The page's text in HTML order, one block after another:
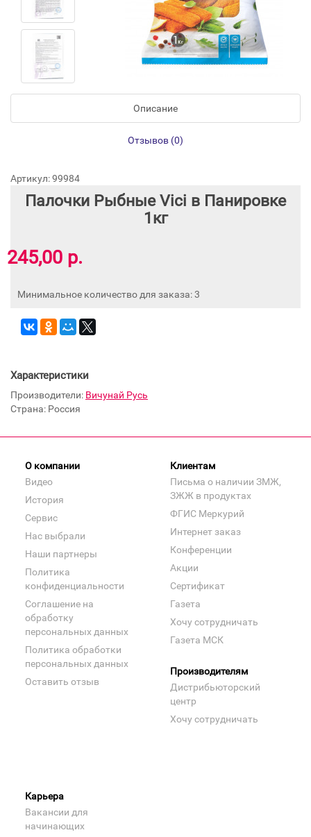
Описание
Отзывов (0)
Артикул: 99984
Палочки Рыбные Vici в Панировке
1кг
245,00 р.
Минимальное количество для заказа: 3
Характеристики
Производители: Вичунай Русь
Страна: Россия
О компании
Видео
История
Сервис
Нас выбрали
Наши партнеры
Политика
конфиденциальности
Соглашение на
обработку
персональных данных
Политика обработки
персональных данных
Оставить отзыв
Клиентам
Письма о наличии ЗМЖ,
ЗЖЖ в продуктах
ФГИС Меркурий
Интернет заказ
Конференции
Акции
Сертификат
Газета
Хочу сотрудничать
Газета МСК
Производителям
Дистрибьюторский
центр
Хочу сотрудничать
Карьера
Вакансии для
начинающих